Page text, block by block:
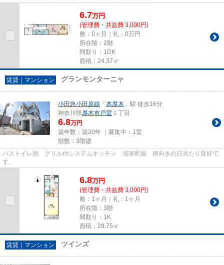
6.7万円
(管理費・共益費 3,000円)
敷：0ヶ月｜礼：0万円
所在階：2階
間取り：1DK
面積：24.37㎡
賃貸｜マンション グランモンターニャ
小田急小田原線 「本厚木 」駅 徒歩16分
神奈川県厚木市戸室 １丁目
6.8万円
築年数：築20年 ｜募集中： 1室
階数：3階建
バストイレ別 グリル付システムキッチン 浴室乾燥 南向きの日当たり良好で
す。
6.8万円
(管理費・共益費 3,000円)
敷：1ヶ月｜礼：1ヶ月
所在階：3階
間取り：1K
面積：29.75㎡
賃貸｜マンション ツインズ